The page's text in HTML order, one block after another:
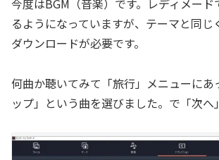
るようになっていますが、テーマと同じ
ダウンロードが必要です。
何曲か聴いてみて「旅行」メニューにあ
ップ」という曲を選びました。で「次へ